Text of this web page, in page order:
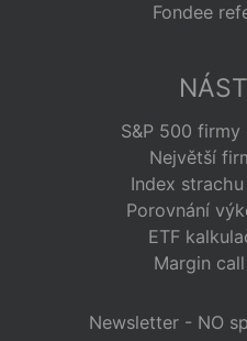
Fondee
S&P 500
Největší
Index
Porovnání
ETF
Margin
Newsletter - NO